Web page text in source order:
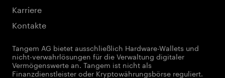
Karriere
Kontakte
Tangem AG bietet ausschließlich Hardware-Wallets und
nicht-verwahrlösungen für die Verwaltung digitaler
Vermögenswerte an. Tangem ist nicht als
Finanzdienstleister oder Kryptowährungsbörse reguliert.